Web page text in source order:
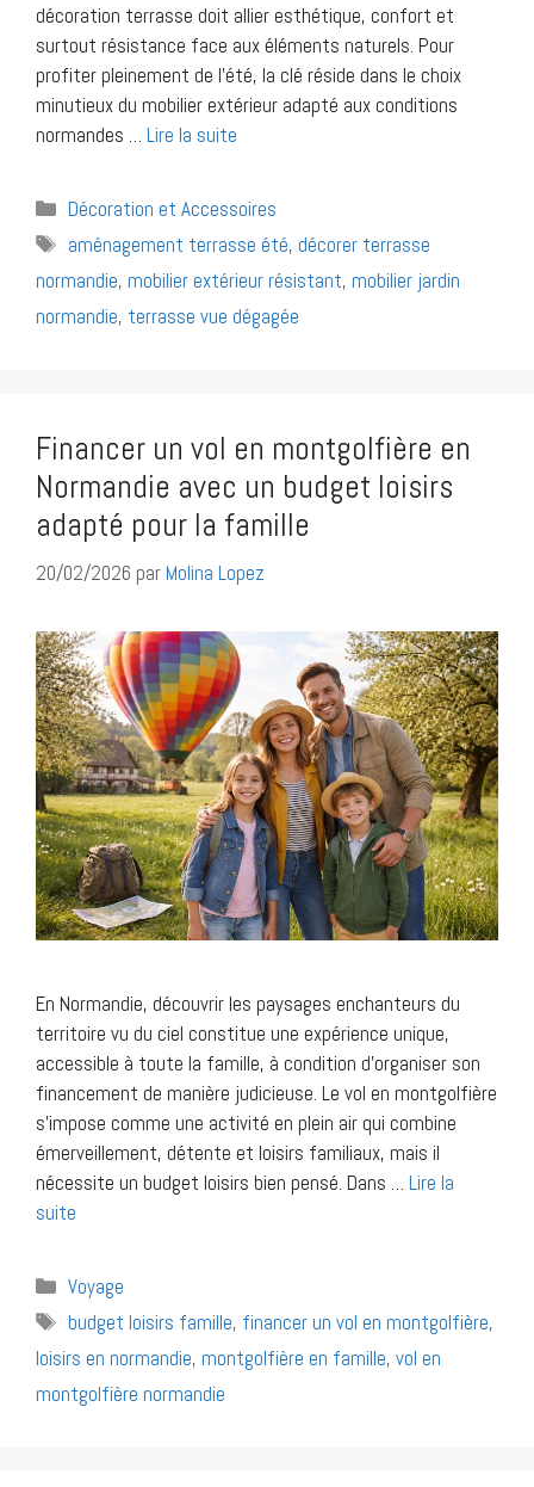
décoration terrasse doit allier esthétique, confort et
surtout résistance face aux éléments naturels. Pour
profiter pleinement de l’été, la clé réside dans le choix
minutieux du mobilier extérieur adapté aux conditions
normandes … Lire la suite
Catégories
Décoration et Accessoires
Étiquettes
aménagement terrasse été, décorer terrasse
normandie, mobilier extérieur résistant, mobilier jardin
normandie, terrasse vue dégagée
Financer un vol en montgolfière en
Normandie avec un budget loisirs
adapté pour la famille
20/02/2026 par Molina Lopez
En Normandie, découvrir les paysages enchanteurs du
territoire vu du ciel constitue une expérience unique,
accessible à toute la famille, à condition d’organiser son
financement de manière judicieuse. Le vol en montgolfière
s’impose comme une activité en plein air qui combine
émerveillement, détente et loisirs familiaux, mais il
nécessite un budget loisirs bien pensé. Dans … Lire la
suite
Catégories
Voyage
Étiquettes
budget loisirs famille, financer un vol en montgolfière,
loisirs en normandie, montgolfière en famille, vol en
montgolfière normandie